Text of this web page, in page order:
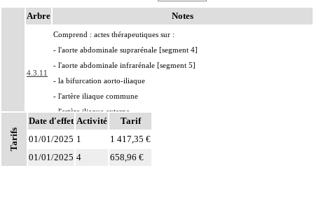
Arbre Notes
4.3.11
Comprend : actes thérapeutiques sur :
- l'aorte abdominale suprarénale [segment 4]
- l'aorte abdominale infrarénale [segment 5]
- la bifurcation aorto-iliaque
- l'artère iliaque commune
- l'artère iliaque externe
4
Par résection-anastomose d'un vaisseau, on entend : résection d'un axe
vasculaire avec restauration de la continuité par anastomose.
Par recanalisation intraluminale d'un vaisseau, on entend : rétablissement de la
Tarifs
Date d'effet Activité
Tarif
01/01/2025 1
1 417,35 €
01/01/2025 4 658,96 €